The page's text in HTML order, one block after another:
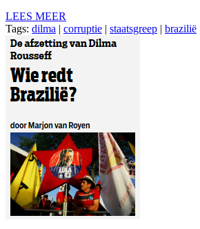
LEES MEER
Tags: dilma | corruptie | staatsgreep | brazilië